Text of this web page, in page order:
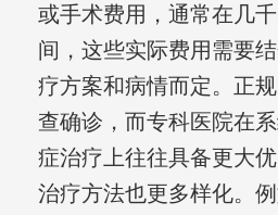
或手术费用，通常在几
间，这些实际费用需要
疗方案和病情而定。正
查确诊，而专科医院在
症治疗上往往具备更大
治疗方法也更多样化。